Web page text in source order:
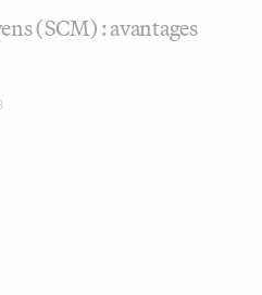
(SCM) : avantages